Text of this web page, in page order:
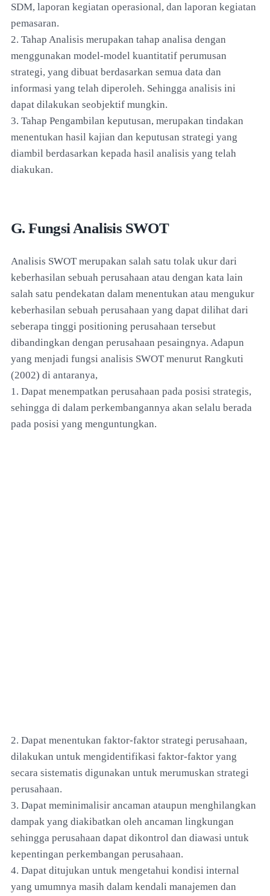
SDM, laporan kegiatan operasional, dan laporan kegiatan
pemasaran.
2. Tahap Analisis merupakan tahap analisa dengan
menggunakan model-model kuantitatif perumusan
strategi, yang dibuat berdasarkan semua data dan
informasi yang telah diperoleh. Sehingga analisis ini
dapat dilakukan seobjektif mungkin.
3. Tahap Pengambilan keputusan, merupakan tindakan
menentukan hasil kajian dan keputusan strategi yang
diambil berdasarkan kepada hasil analisis yang telah
diakukan.
G. Fungsi Analisis SWOT
Analisis SWOT merupakan salah satu tolak ukur dari
keberhasilan sebuah perusahaan atau dengan kata lain
salah satu pendekatan dalam menentukan atau mengukur
keberhasilan sebuah perusahaan yang dapat dilihat dari
seberapa tinggi positioning perusahaan tersebut
dibandingkan dengan perusahaan pesaingnya. Adapun
yang menjadi fungsi analisis SWOT menurut Rangkuti
(2002) di antaranya,
1. Dapat menempatkan perusahaan pada posisi strategis,
sehingga di dalam perkembangannya akan selalu berada
pada posisi yang menguntungkan.
2. Dapat menentukan faktor-faktor strategi perusahaan,
dilakukan untuk mengidentifikasi faktor-faktor yang
secara sistematis digunakan untuk merumuskan strategi
perusahaan.
3. Dapat meminimalisir ancaman ataupun menghilangkan
dampak yang diakibatkan oleh ancaman lingkungan
sehingga perusahaan dapat dikontrol dan diawasi untuk
kepentingan perkembangan perusahaan.
4. Dapat ditujukan untuk mengetahui kondisi internal
yang umumnya masih dalam kendali manajemen dan